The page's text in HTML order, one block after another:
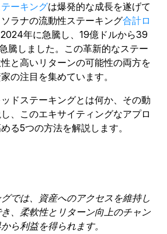
ーキングは爆発的な成長を遂げて
ラナの流動性ステーキング合計ロ
年に急騰し、19億ドルから39
騰しました。この革新的なステー
と高いリターンの可能性の両方を
の注目を集めています。
ドステーキングとは何か、その動
、このエキサイティングなアプロ
る5つの方法を解説します。
では、資産へのアクセスを維持し
、柔軟性とリターン向上のチャン
ら利益を得られます。